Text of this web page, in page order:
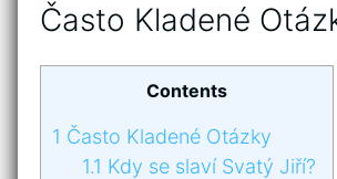
Často Kladené
Contents
1 Často Kladené Otázky
1.1 Kdy se slaví Svatý Jiří?